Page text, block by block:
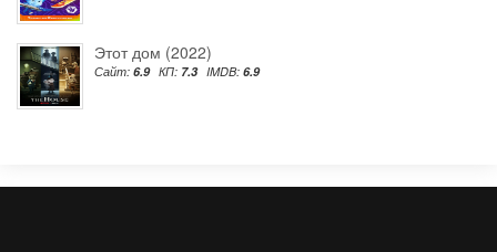
Этот дом (2022)
Сайт: 6.9 КП: 7.3 IMDB: 6.9